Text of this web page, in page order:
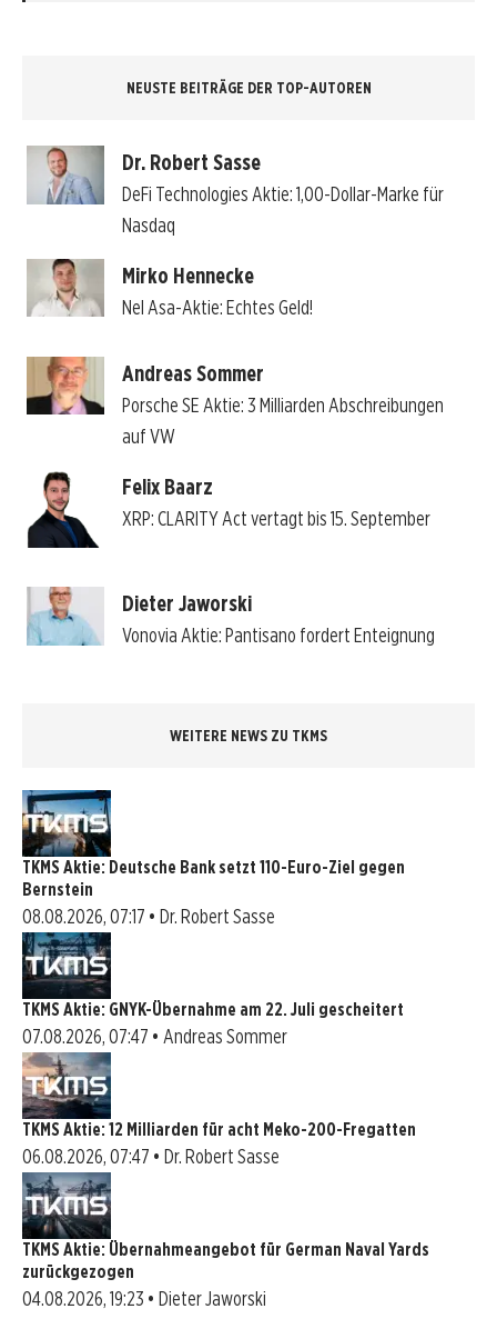
NEUSTE BEITRÄGE DER TOP-AUTOREN
Dr. Robert Sasse
DeFi Technologies Aktie: 1,00-Dollar-Marke für
Nasdaq
Mirko Hennecke
Nel Asa-Aktie: Echtes Geld!
Andreas Sommer
Porsche SE Aktie: 3 Milliarden Abschreibungen
auf VW
Felix Baarz
XRP: CLARITY Act vertagt bis 15. September
Dieter Jaworski
Vonovia Aktie: Pantisano fordert Enteignung
WEITERE NEWS ZU TKMS
TKMS Aktie: Deutsche Bank setzt 110-Euro-Ziel gegen
Bernstein
08.08.2026, 07:17 • Dr. Robert Sasse
TKMS Aktie: GNYK-Übernahme am 22. Juli gescheitert
07.08.2026, 07:47 • Andreas Sommer
TKMS Aktie: 12 Milliarden für acht Meko-200-Fregatten
06.08.2026, 07:47 • Dr. Robert Sasse
TKMS Aktie: Übernahmeangebot für German Naval Yards
zurückgezogen
04.08.2026, 19:23 • Dieter Jaworski